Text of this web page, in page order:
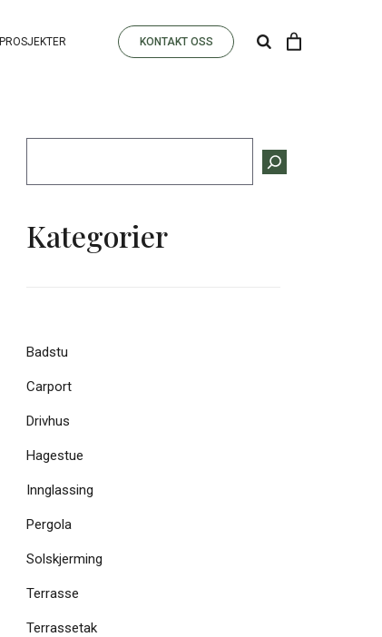
PROSJEKTER KONTAKT OSS
Kategorier
Badstu
Carport
Drivhus
Hagestue
Innglassing
Pergola
Solskjerming
Terrasse
Terrassetak